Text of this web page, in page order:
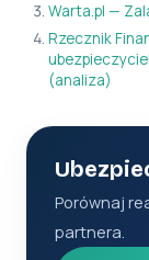
Warta.pl —
Rzecznik
(analiza)
Porównaj
partnera.